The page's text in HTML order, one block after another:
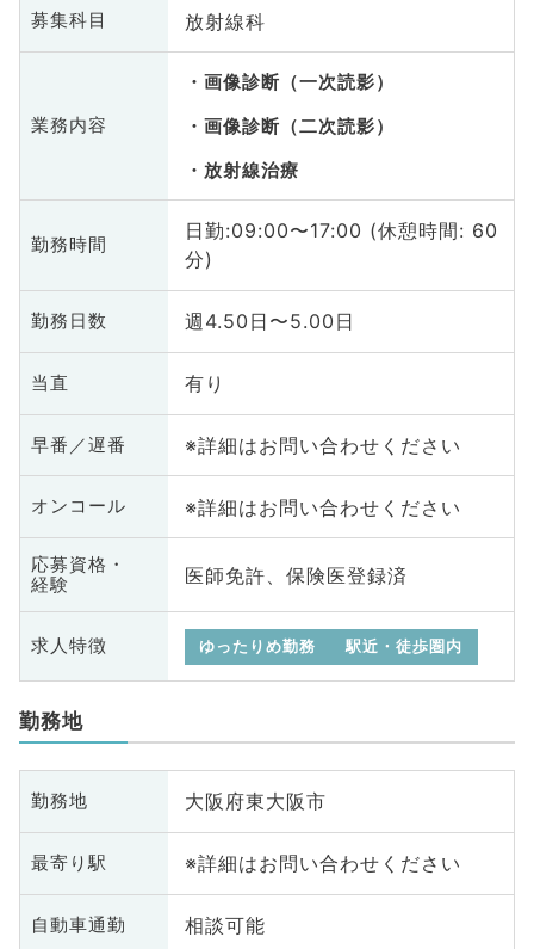
募集科目 放射線科
業務内容
画像診断（一次読影）
画像診断（二次読影）
放射線治療
勤務時間
日勤:09:00〜17:00 (休憩時間: 60
分)
勤務日数 週4.50日〜5.00日
当直 有り
早番／遅番 ※詳細はお問い合わせください
オンコール ※詳細はお問い合わせください
応募資格・
経験
医師免許、保険医登録済
求人特徴 ゆったりめ勤務 駅近・徒歩圏内
勤務地
勤務地 大阪府東大阪市
最寄り駅 ※詳細はお問い合わせください
自動車通勤 相談可能